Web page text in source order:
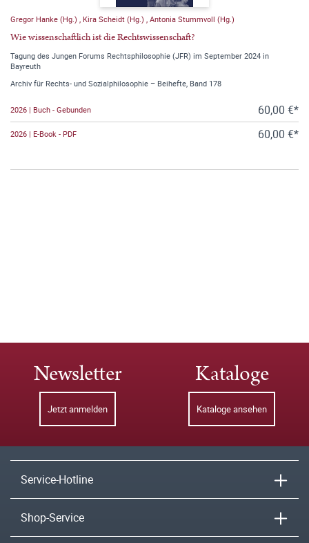
Gregor Hanke (Hg.) Kira Scheidt (Hg.) Antonia Stummvoll (Hg.)
Wie wissenschaftlich ist die Rechtswissenschaft?
Tagung des Jungen Forums Rechtsphilosophie (JFR) im September 2024 in
Bayreuth
Archiv für Rechts- und Sozialphilosophie – Beihefte, Band 178
2026 | Buch - Gebunden 60,00 €*
2026 | E-Book - PDF 60,00 €*
Newsletter
Jetzt anmelden
Kataloge
Kataloge ansehen
Service-Hotline
Shop-Service